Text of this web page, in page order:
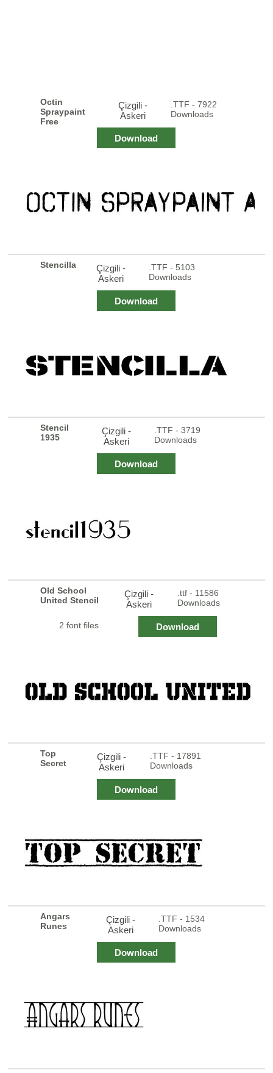
Octin
Spraypaint
Free
Çizgili -
Askeri
.TTF - 7922
Downloads
Download
Stencilla
Çizgili -
Askeri
.TTF - 5103
Downloads
Download
Stencil
1935
Çizgili -
Askeri
.TTF - 3719
Downloads
Download
Old School
United Stencil
Çizgili -
Askeri
.ttf - 11586
Downloads
2 font files Download
Top
Secret
Çizgili -
Askeri
.TTF - 17891
Downloads
Download
Angars
Runes
Çizgili -
Askeri
.TTF - 1534
Downloads
Download